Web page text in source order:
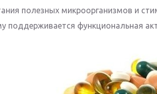
полезных микроорганизмов и
поддерживается функциональная